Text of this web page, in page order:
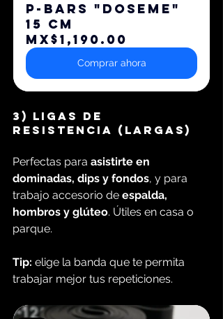
P-BARS "DOSEME"
15 cm
MX$1,190.00
Comprar ahora
3) Ligas de
resistencia (LARGAS)
Perfectas para asistirte en
dominadas, dips y fondos, y para
trabajo accesorio de espalda,
hombros y glúteo. Útiles en casa o
parque.
Tip: elige la banda que te permita
trabajar mejor tus repeticiones.